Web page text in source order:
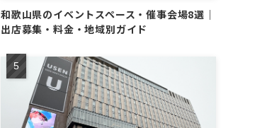
和歌山県のイベントスペース・催事会場8選｜
出店募集・料金・地域別ガイド